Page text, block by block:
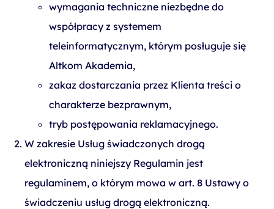
wymagania techniczne niezbędne do
współpracy z systemem
teleinformatycznym, którym posługuje się
Altkom Akademia,
zakaz dostarczania przez Klienta treści o
charakterze bezprawnym,
tryb postępowania reklamacyjnego.
W zakresie Usług świadczonych drogą
elektroniczną niniejszy Regulamin jest
regulaminem, o którym mowa w art. 8 Ustawy o
świadczeniu usług drogą elektroniczną.